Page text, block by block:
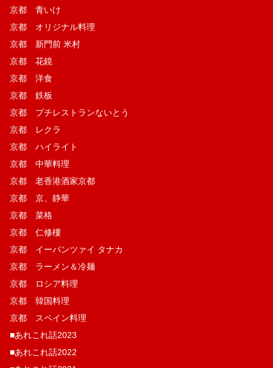
京都 青いけ
京都 オリジナル料理
京都 新門前 米村
京都 花鏡
京都 洋食
京都 鉄板
京都 プチレストランないとう
京都 レクラ
京都 ハイライト
京都 中華料理
京都 老香港酒家京都
京都 京、静華
京都 菜格
京都 仁修樓
京都 イーパンツァイ タナカ
京都 ラーメン＆冷麺
京都 ロシア料理
京都 韓国料理
京都 スペイン料理
■あれこれ話2023
■あれこれ話2022